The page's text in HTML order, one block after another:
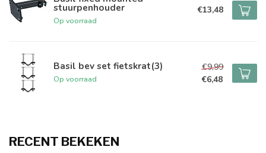
stuurpenhouder
Op voorraad
€13,48
Basil bev set fietskrat(3)
Op voorraad
€9,99
€6,48
RECENT BEKEKEN